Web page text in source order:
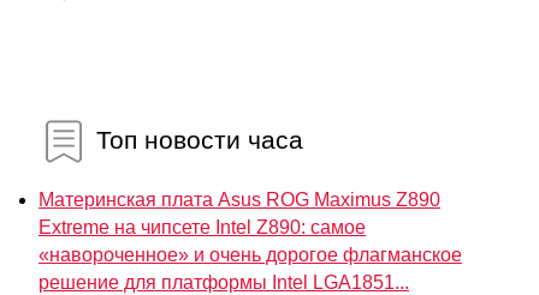
Топ новости часа
Материнская плата Asus ROG Maximus Z890
Extreme на чипсете Intel Z890: самое
«навороченное» и очень дорогое флагманское
решение для платформы Intel LGA1851...